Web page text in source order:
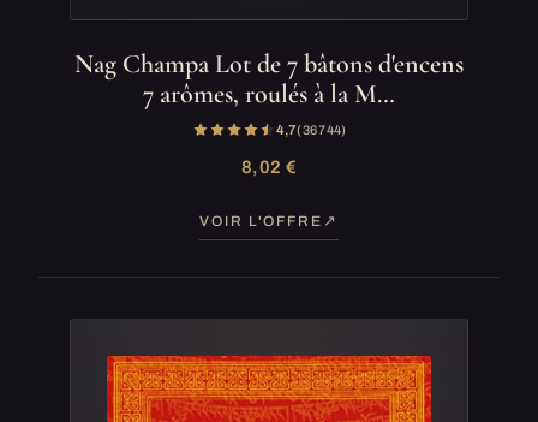
Nag Champa Lot de 7 bâtons d'encens
7 arômes, roulés à la M…
4,7(36 744)
8,02 €
VOIR L'OFFRE